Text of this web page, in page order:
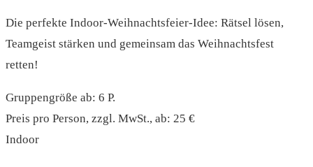
Die perfekte Indoor-Weihnachtsfeier-Idee: Rätsel lösen,
Teamgeist stärken und gemeinsam das Weihnachtsfest
retten!
Gruppengröße ab: 6 P.
Preis pro Person, zzgl. MwSt., ab: 25 €
Indoor